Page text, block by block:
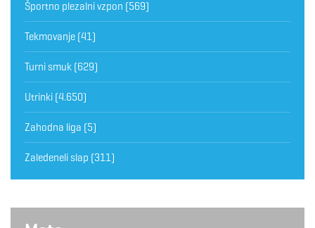
Športno plezalni vzpon (569)
Tekmovanje (41)
Turni smuk (629)
Utrinki (4.650)
Zahodna liga (5)
Zaledeneli slap (311)